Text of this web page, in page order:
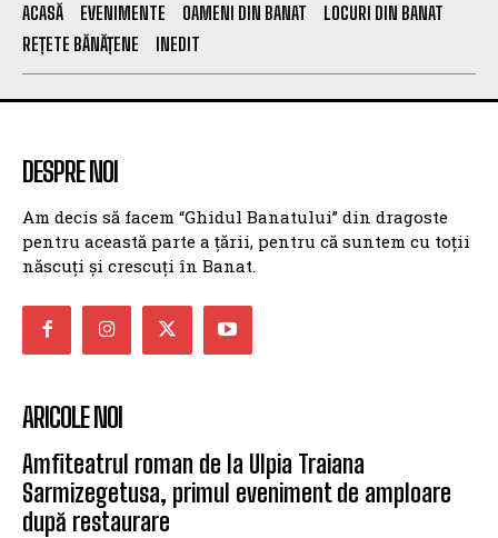
ACASĂ EVENIMENTE OAMENI DIN BANAT
LOCURI DIN BANAT
REȚETE BĂNĂȚENE
INEDIT
DESPRE NOI
Am decis să facem “Ghidul Banatului” din dragoste
pentru această parte a țării, pentru că suntem cu toții
născuți și crescuți în Banat.
ARICOLE NOI
Amfiteatrul roman de la Ulpia Traiana
Sarmizegetusa, primul eveniment de amploare
după restaurare